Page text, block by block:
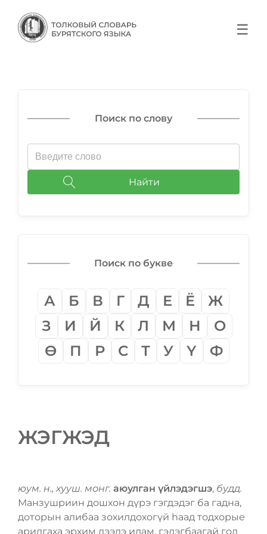
☰
Поиск по слову
Найти
Поиск по букве
А Б В Г Д Е Ё
Ж
З
И Й К Л М Н
О
Ѳ
П Р С Т У Ү Ф
ЖЭГЖЭД
юум. н., хууш. монг. аюулган үйлэдэгшэ, будд.
Манзушриин дошхон дүрэ гэгдэдэг ба гадна,
доторын алибаа зохилдохогүй һаад тодхорые
арилгаха эрхим дээдэ идам, гэлэгбаагай гол